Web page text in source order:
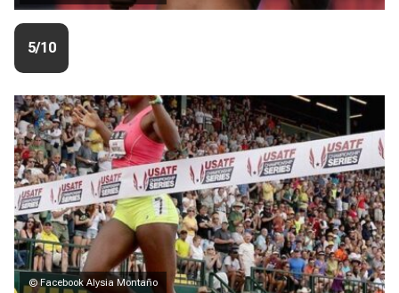
5/10
© Facebook Alysia Montaño